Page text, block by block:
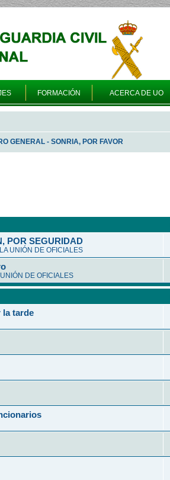
FORMACIÓN ACERCA DE UO
GENERAL - SONRIA, POR FAVOR
POR SEGURIDAD
UNIÓN DE OFICIALES
DE OFICIALES
la tarde